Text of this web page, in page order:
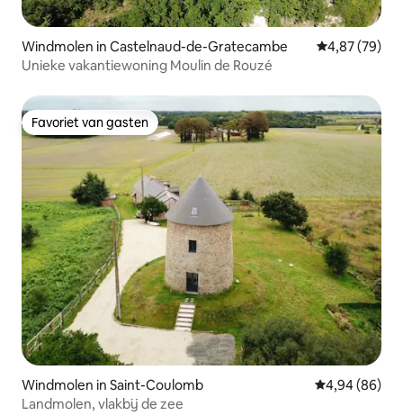
Windmolen in Castelnaud-de-Gratecambe Gemiddelde
4,87 (79)
Unieke vakantiewoning Moulin de Rouzé
Favoriet van gasten
Favoriet van gasten
Windmolen in Saint-Coulomb Gemiddelde
4,94 (86)
Landmolen, vlakbij de zee